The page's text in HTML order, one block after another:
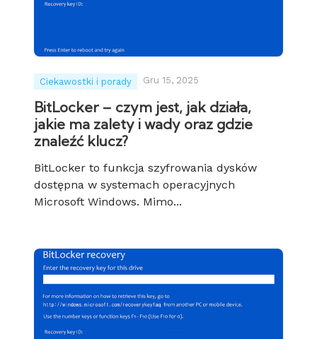
Ciekawostki i porady Gru 15, 2025
BitLocker – czym jest, jak działa,
jakie ma zalety i wady oraz gdzie
znaleźć klucz?
BitLocker to funkcja szyfrowania dysków
dostępna w systemach operacyjnych
Microsoft Windows. Mimo...